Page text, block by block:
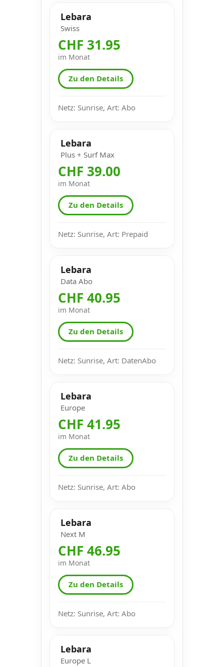
Lebara
Swiss
CHF 31.95
im Monat
Zu den Details
Netz: Sunrise, Art: Abo
Lebara
Plus + Surf Max
CHF 39.00
im Monat
Zu den Details
Netz: Sunrise, Art: Prepaid
Lebara
Data Abo
CHF 40.95
im Monat
Zu den Details
Netz: Sunrise, Art: DatenAbo
Lebara
Europe
CHF 41.95
im Monat
Zu den Details
Netz: Sunrise, Art: Abo
Lebara
Next M
CHF 46.95
im Monat
Zu den Details
Netz: Sunrise, Art: Abo
Lebara
Europe L